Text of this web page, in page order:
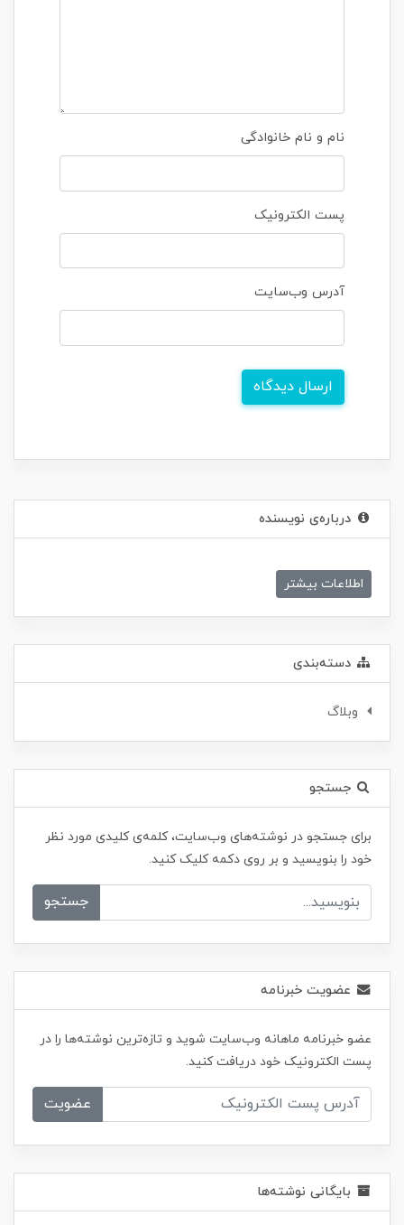
نام و نام خانوادگی
پست الکترونیک
آدرس وب‌سایت
ارسال دیدگاه
درباره‌ی نویسنده
اطلاعات بیشتر
دسته‌بندی
وبلاگ
جستجو
برای جستجو در نوشته‌های وب‌سایت، کلمه‌ی کلیدی مورد نظر
خود را بنویسید و بر روی دکمه کلیک کنید.
جستجو
عضویت خبرنامه
عضو خبرنامه ماهانه وب‌سایت شوید و تازه‌ترین نوشته‌ها را در
پست الکترونیک خود دریافت کنید.
عضویت
بایگانی نوشته‌ها